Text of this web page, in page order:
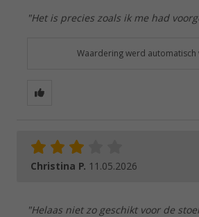
"Het is precies zoals ik me had
Waardering werd
Christina P. 11.05.2026
"Helaas niet zo geschikt voor de